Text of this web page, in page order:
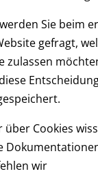
Sie beim
gefragt,
zulassen
über Cookies
wir